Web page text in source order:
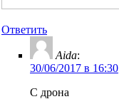
Ответить
Aida:
30/06/2017 в 16:30
С дрона